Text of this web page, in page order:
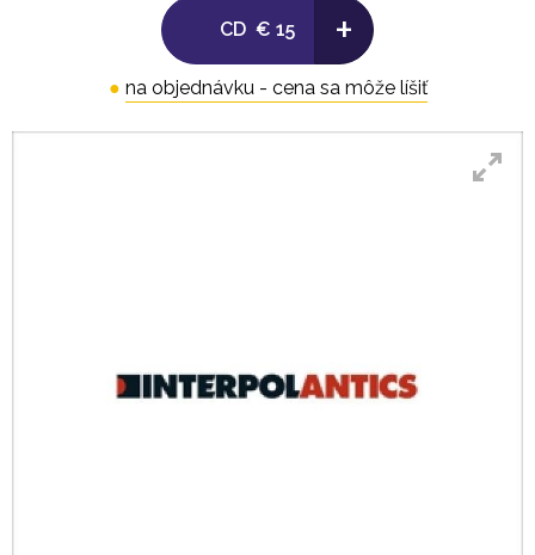
CD € 15 +
● na objednávku - cena sa môže líšiť